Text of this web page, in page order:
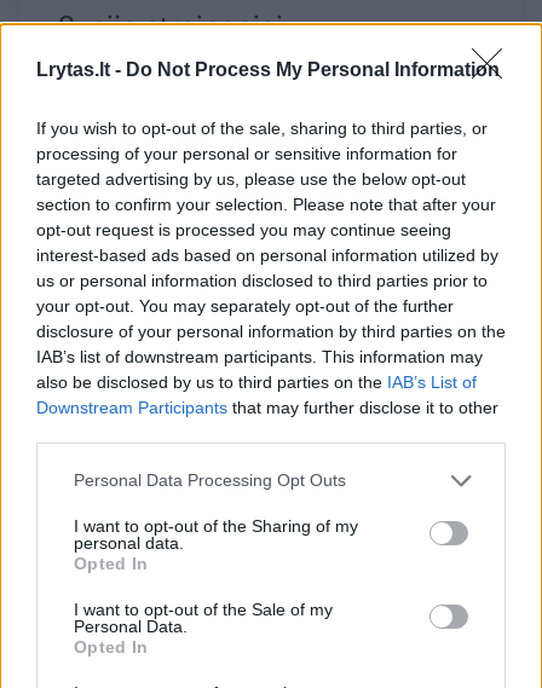
Lrytas.lt - Do Not Process My Personal Information
If you wish to opt-out of the sale, sharing to third parties, or
processing of your personal or sensitive information for
targeted advertising by us, please use the below opt-out
section to confirm your selection. Please note that after your
opt-out request is processed you may continue seeing
interest-based ads based on personal information utilized by
us or personal information disclosed to third parties prior to
your opt-out. You may separately opt-out of the further
disclosure of your personal information by third parties on the
IAB’s list of downstream participants. This information may
also be disclosed by us to third parties on the IAB’s List of
Downstream Participants that may further disclose it to other
Personal Data Processing Opt Outs
I want to opt-out of the Sharing of my
personal data.
Opted In
I want to opt-out of the Sale of my
Personal Data.
Opted In
Susiję straipsniai
Žiniasklaida: Rusija svarsto
smūgius Baltijos regione
Ukrainos gamybos dronais(4)
Politikai
grėsmę
→
„Kiek man žinoma, ponas Kaunas teigia, kad
Generalinė prokuratūra atmetė mano
pranešimą kaip nepagrįstą ar panašiai. Tačiau
Generalinė prokuratūra man suteikė